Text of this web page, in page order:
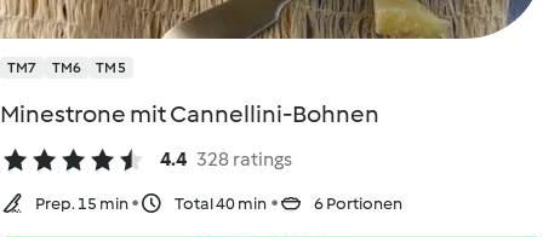
TM7 TM6 TM5
Minestrone mit Cannellini-Bohnen
4.4 328 ratings
Prep. 15 min Total 40 min 6 Portionen